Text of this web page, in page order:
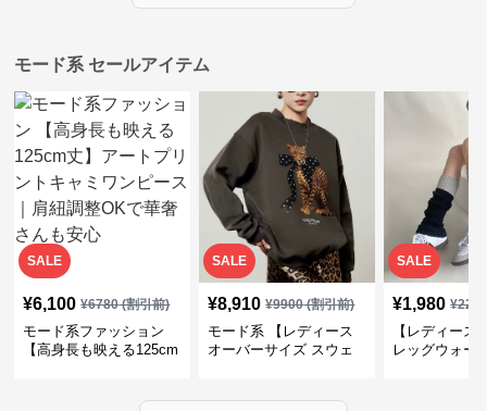
モード系 セールアイテム
SALE
¥6,100 ¥6780(割引前)
モード系ファッション
【高身長も映える125cm
OKで華奢さんも安心
SALE
¥8,910 ¥9900(割引前)
モード系 【レディース
オーバーサイズ スウェ
ったりモード
SALE
¥1,980 ¥
【レディース
レッグウォー